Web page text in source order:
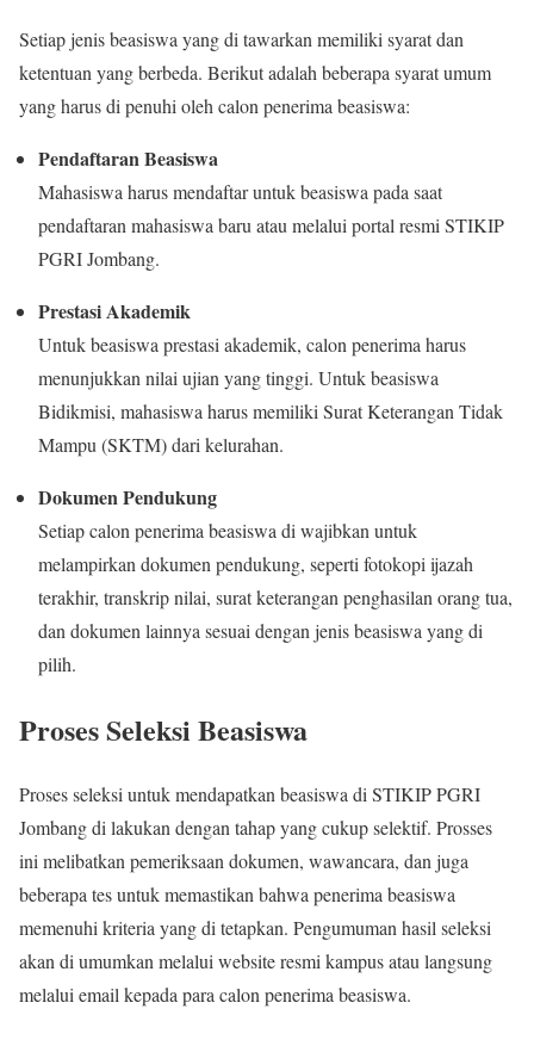
Setiap jenis beasiswa yang di tawarkan memiliki syarat dan
ketentuan yang berbeda. Berikut adalah beberapa syarat umum
yang harus di penuhi oleh calon penerima beasiswa:
Pendaftaran Beasiswa
Mahasiswa harus mendaftar untuk beasiswa pada saat
pendaftaran mahasiswa baru atau melalui portal resmi STIKIP
PGRI Jombang.
Prestasi Akademik
Untuk beasiswa prestasi akademik, calon penerima harus
menunjukkan nilai ujian yang tinggi. Untuk beasiswa
Bidikmisi, mahasiswa harus memiliki Surat Keterangan Tidak
Mampu (SKTM) dari kelurahan.
Dokumen Pendukung
Setiap calon penerima beasiswa di wajibkan untuk
melampirkan dokumen pendukung, seperti fotokopi ijazah
terakhir, transkrip nilai, surat keterangan penghasilan orang tua,
dan dokumen lainnya sesuai dengan jenis beasiswa yang di
pilih.
Proses Seleksi Beasiswa
Proses seleksi untuk mendapatkan beasiswa di STIKIP PGRI
Jombang di lakukan dengan tahap yang cukup selektif. Prosses
ini melibatkan pemeriksaan dokumen, wawancara, dan juga
beberapa tes untuk memastikan bahwa penerima beasiswa
memenuhi kriteria yang di tetapkan. Pengumuman hasil seleksi
akan di umumkan melalui website resmi kampus atau langsung
melalui email kepada para calon penerima beasiswa.